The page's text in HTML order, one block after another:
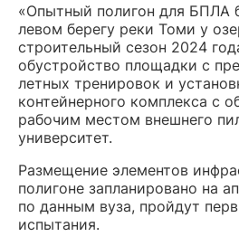
«Опытный полигон для БПЛА
левом берегу реки Томи у
строительный сезон 2024
обустройство площадки с
летных тренировок и
контейнерного комплекса с
рабочим местом внешнего
университет.
Размещение элементов
полигоне запланировано на
по данным вуза, пройдут
испытания.